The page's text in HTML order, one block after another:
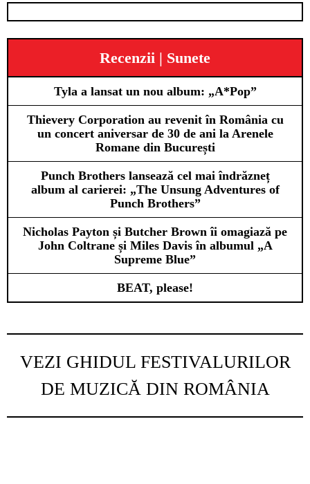
Recenzii | Sunete
Tyla a lansat un nou album: „A*Pop”
Thievery Corporation au revenit în România cu
un concert aniversar de 30 de ani la Arenele
Romane din București
Punch Brothers lansează cel mai îndrăzneț
album al carierei: „The Unsung Adventures of
Punch Brothers”
Nicholas Payton și Butcher Brown îi omagiază pe
John Coltrane și Miles Davis în albumul „A
Supreme Blue”
BEAT, please!
VEZI GHIDUL FESTIVALURILOR
DE MUZICĂ DIN ROMÂNIA